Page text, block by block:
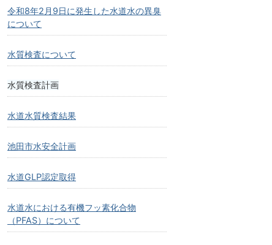
令和8年2月9日に発生した水道水の異臭
について
水質検査について
水質検査計画
水道水質検査結果
池田市水安全計画
水道GLP認定取得
水道水における有機フッ素化合物
（PFAS）について